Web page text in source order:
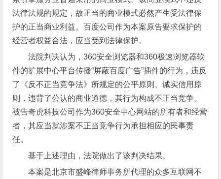
法律法规的规定，故正当的商业模式必然产生受法律保
护的正当商业利益。百度公司作为本案原告要求保护的
经营者权益合法，应当受到法律保护。
法院判决认为，360安全浏览器和360极速浏览器软
件的扩展中心平台传播“屏蔽百度广告”插件的行为，违反
了《反不正当竞争法》所规定的公平原则、诚实信用原
则，违背了公认的商业道德，其行为构成不正当竞争。
被告奇虎科技公司作为360安全中心网站的所有者和经营
者，其应当就涉案不正当竞争行为承担相应的民事责
任。
基于上述理由，法院做出了该判决结果。
本案是北京市盛峰律师事务所代理的众多互联网不